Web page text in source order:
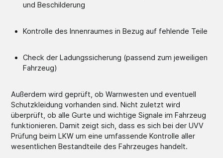
und Beschilderung
Kontrolle des Innenraumes in Bezug auf fehlende Teile
Check der Ladungssicherung (passend zum jeweiligen
Fahrzeug)
Außerdem wird geprüft, ob Warnwesten und eventuell
Schutzkleidung vorhanden sind. Nicht zuletzt wird
überprüft, ob alle Gurte und wichtige Signale im Fahrzeug
funktionieren. Damit zeigt sich, dass es sich bei der UVV
Prüfung beim LKW um eine umfassende Kontrolle aller
wesentlichen Bestandteile des Fahrzeuges handelt.